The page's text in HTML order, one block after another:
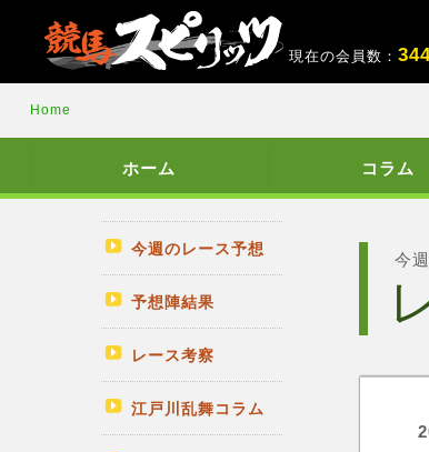
現在の会員数：34
Home
ホーム コラム
今週のレース予想
予想陣結果
レース考察
江戸川乱舞コラム
今